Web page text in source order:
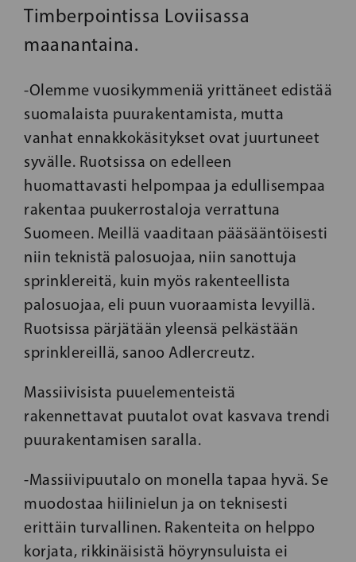
Timberpointissa Loviisassa
maanantaina.
-Olemme vuosikymmeniä yrittäneet edistää
suomalaista puurakentamista, mutta
vanhat ennakkokäsitykset ovat juurtuneet
syvälle. Ruotsissa on edelleen
huomattavasti helpompaa ja edullisempaa
rakentaa puukerrostaloja verrattuna
Suomeen. Meillä vaaditaan pääsääntöisesti
niin teknistä palosuojaa, niin sanottuja
sprinklereitä, kuin myös rakenteellista
palosuojaa, eli puun vuoraamista levyillä.
Ruotsissa pärjätään yleensä pelkästään
sprinklereillä, sanoo Adlercreutz.
Massiivisista puuelementeistä
rakennettavat puutalot ovat kasvava trendi
puurakentamisen saralla.
-Massiivipuutalo on monella tapaa hyvä. Se
muodostaa hiilinielun ja on teknisesti
erittäin turvallinen. Rakenteita on helppo
korjata, rikkinäisistä höyrynsuluista ei